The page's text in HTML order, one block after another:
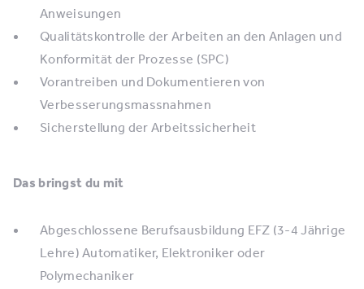
Anweisungen
Qualitätskontrolle der Arbeiten an den Anlagen und
Konformität der Prozesse (SPC)
Vorantreiben und Dokumentieren von
Verbesserungsmassnahmen
Sicherstellung der Arbeitssicherheit
Das bringst du mit
Abgeschlossene Berufsausbildung EFZ (3-4 Jährige
Lehre) Automatiker, Elektroniker oder
Polymechaniker